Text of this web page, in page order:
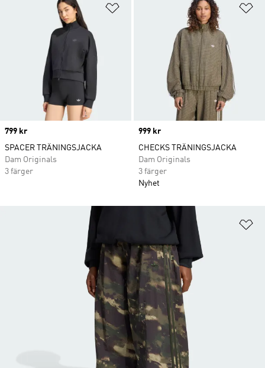
Lägg till på önskelistan
Price
799 kr
SPACER TRÄNINGSJACKA
Dam Originals
3 färger
Price
999 kr
CHECKS TRÄNINGSJACKA
Dam Originals
3 färger
Nyhet